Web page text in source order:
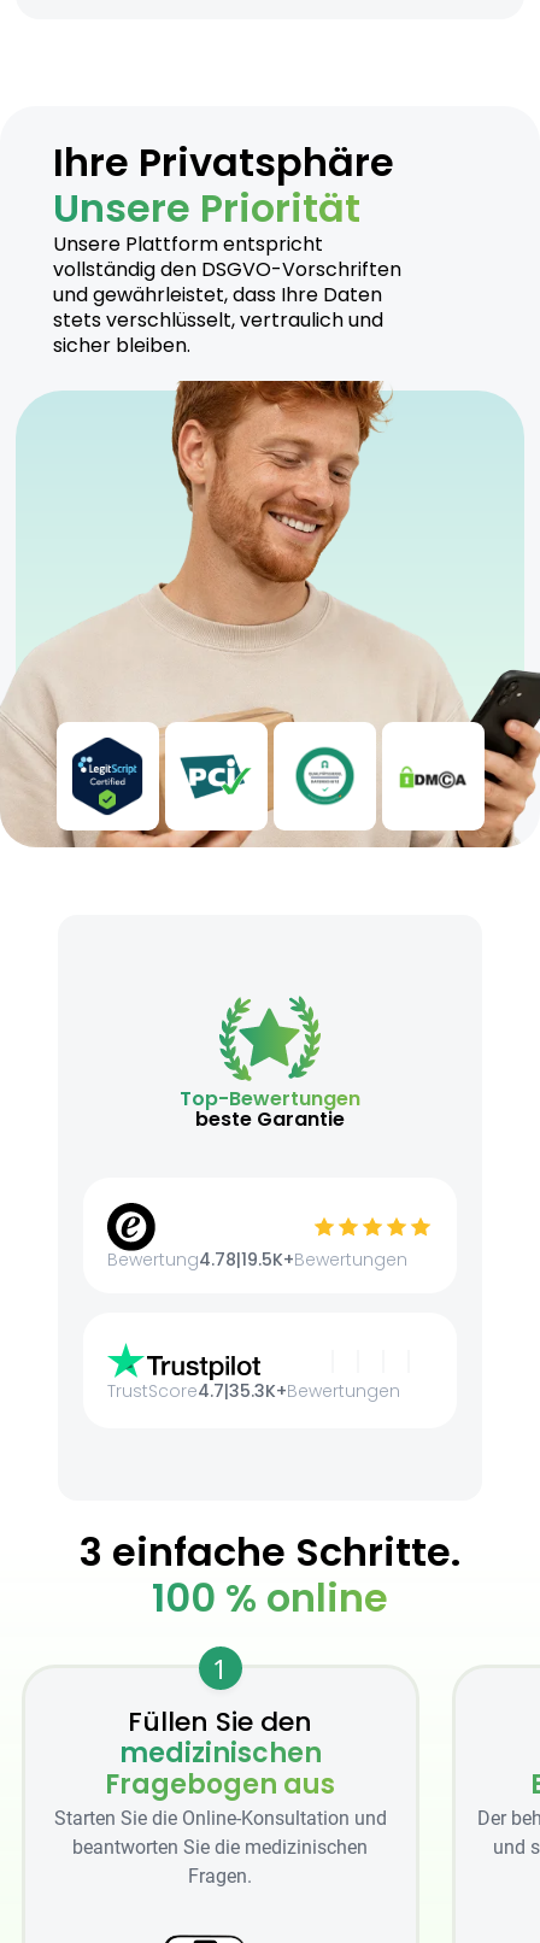
Ihre Privatsphäre
Unsere Priorität
Unsere Plattform entspricht
vollständig den DSGVO-Vorschriften
und gewährleistet, dass Ihre Daten
stets verschlüsselt, vertraulich und
sicher bleiben.
Top-Bewertungen
beste Garantie
Bewertung4.78|19.5K+Bewertungen
TrustScore4.7|35.3K+Bewertungen
3 einfache Schritte.
100 % online
1
Füllen Sie den
medizinischen
Fragebogen aus
Starten Sie die Online-Konsultation und
beantworten Sie die medizinischen
Fragen.
Der
und